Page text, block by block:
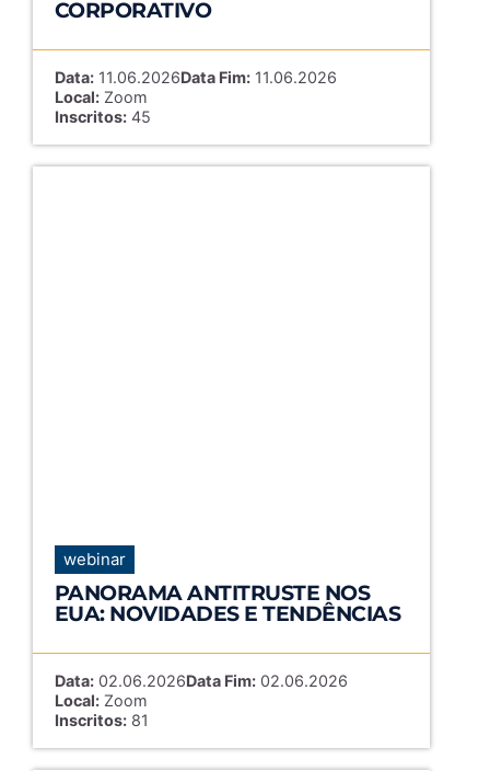
CORPORATIVO
Data:11.06.2026Data Fim:11.06.2026
Local:Zoom
Inscritos:45
webinar
PANORAMA ANTITRUSTE NOS
EUA: NOVIDADES E TENDÊNCIAS
Data:02.06.2026Data Fim:02.06.2026
Local:Zoom
Inscritos:81